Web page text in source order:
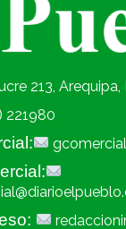
213, Arequipa,
221980